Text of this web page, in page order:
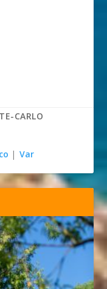
CARLO
| Var